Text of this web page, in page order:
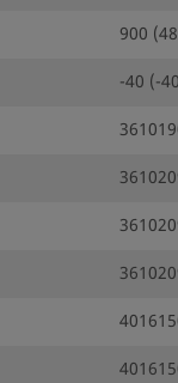
900
-40 (-